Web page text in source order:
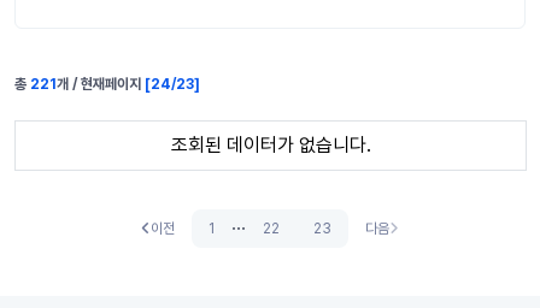
총 221 개 / 현재페이지 [24/23]
알기쉬운 전략물자 표 정보
조회된 데이터가 없습니다.
이전
이전 1 ... 22 23 다음 (없음)
다음